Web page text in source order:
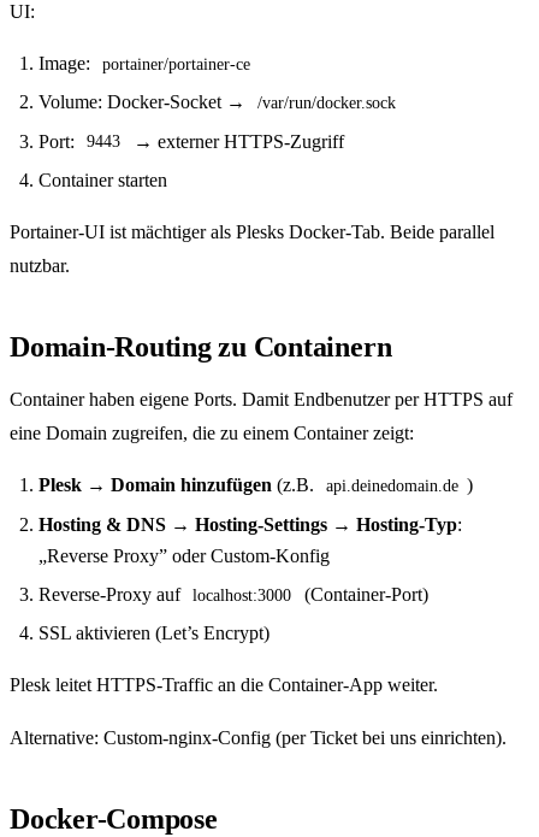
UI:
Image: portainer/portainer-ce
Volume: Docker-Socket → /var/run/docker.sock
Port: 9443
→ externer HTTPS-Zugriff
Container starten
Portainer-UI ist mächtiger als Plesks Docker-Tab. Beide parallel
nutzbar.
Domain-Routing zu Containern
Container haben eigene Ports. Damit Endbenutzer per HTTPS auf
eine Domain zugreifen, die zu einem Container zeigt:
Plesk → Domain hinzufügen (z.B. api.deinedomain.de )
Hosting & DNS → Hosting-Settings → Hosting-Typ:
„Reverse Proxy” oder Custom-Konfig
Reverse-Proxy auf
localhost:3000
(Container-Port)
SSL aktivieren (Let’s Encrypt)
Plesk leitet HTTPS-Traffic an die Container-App weiter.
Alternative: Custom-nginx-Config (per Ticket bei uns einrichten).
Docker-Compose